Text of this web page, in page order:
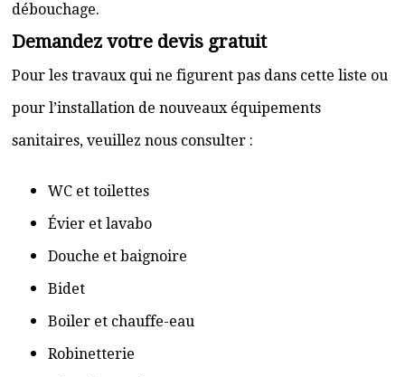
débouchage.
Demandez votre devis gratuit
Pour les travaux qui ne figurent pas dans cette liste ou
pour l’installation de nouveaux équipements
sanitaires, veuillez nous consulter :
WC et toilettes
Évier et lavabo
Douche et baignoire
Bidet
Boiler et chauffe-eau
Robinetterie